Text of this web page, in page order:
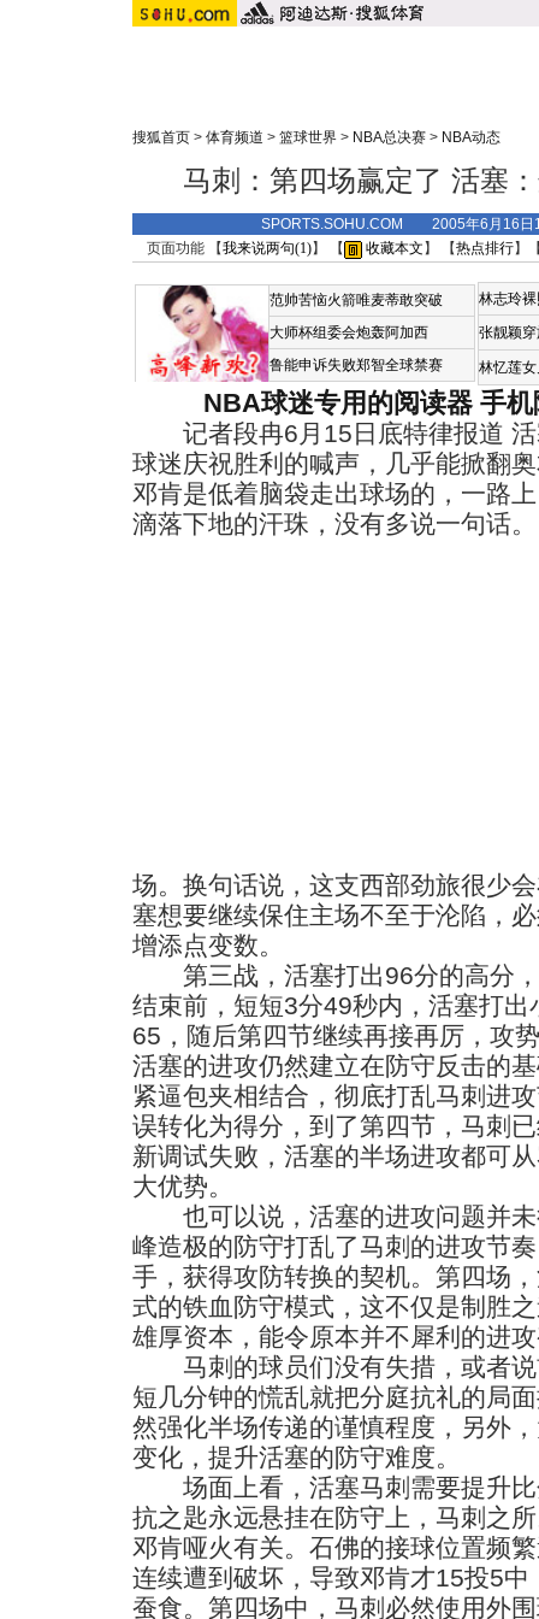
搜狐首页 > 体育频道 > 篮球世界 > NBA总决赛 > NBA动态
马刺：第四场赢定了 活塞
SPORTS.SOHU.COM 2005年6月16
页面功能 【我来说两句(1)】 【 收藏本文 】 【热点排行】
范帅苦恼火箭唯麦蒂敢突破
大师杯组委会炮轰阿加西
鲁能申诉失败郑智全球禁赛
林志玲
张靓颖
林忆莲
NBA球迷专用的阅读器 手
记者段冉6月15日底特律报道 活
球迷庆祝胜利的喊声，几乎能掀翻
邓肯是低着脑袋走出球场的，一路
滴落下地的汗珠，没有多说一句话。
场。换句话说，这支西部劲旅很少
塞想要继续保住主场不至于沦陷，
增添点变数。
第三战，活塞打出96分的高分，
结束前，短短3分49秒内，活塞打
65，随后第四节继续再接再厉，攻
活塞的进攻仍然建立在防守反击的
紧逼包夹相结合，彻底打乱马刺进
误转化为得分，到了第四节，马刺
新调试失败，活塞的半场进攻都可
大优势。
也可以说，活塞的进攻问题并未
峰造极的防守打乱了马刺的进攻节
手，获得攻防转换的契机。第四场
式的铁血防守模式，这不仅是制胜
雄厚资本，能令原本并不犀利的进
马刺的球员们没有失措，或者说
短几分钟的慌乱就把分庭抗礼的局
然强化半场传递的谨慎程度，另外
变化，提升活塞的防守难度。
场面上看，活塞马刺需要提升比
抗之匙永远悬挂在防守上，马刺之
邓肯哑火有关。石佛的接球位置频
连续遭到破坏，导致邓肯才15投5
蚕食。第四场中，马刺必然使用外